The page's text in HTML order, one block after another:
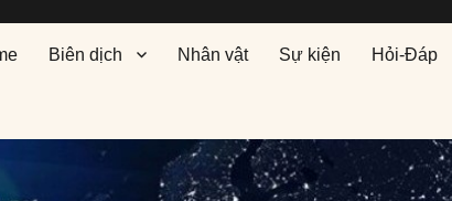
Biên dịch Nhân vật Sự kiện Hỏi-Đáp